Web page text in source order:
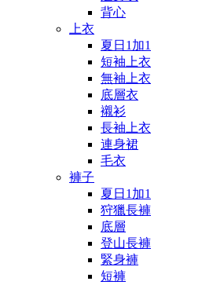
背心
上衣
夏日1加1
短袖上衣
無袖上衣
底層衣
襯衫
長袖上衣
連身裙
毛衣
褲子
夏日1加1
狩獵長褲
底層
登山長褲
緊身褲
短褲